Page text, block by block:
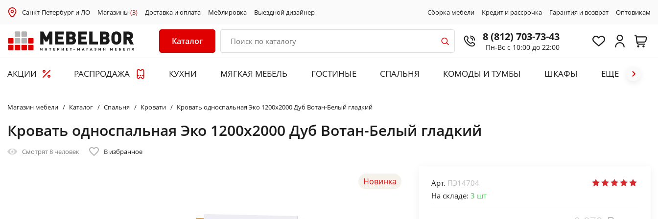
Санкт-Петербург и ЛО Магазины (3) Доставка и оплата Меблировка Выездной дизайнер Сборка мебели Кредит и рассрочка Гарантия и возврат Оптовикам
Каталог 8 (812) 703-73-43
Пн-Вс с 10:00 до 22:00
АКЦИИ РАСПРОДАЖА КУХНИ МЯГКАЯ МЕБЕЛЬ ГОСТИНЫЕ СПАЛЬНЯ КОМОДЫ И ТУМБЫ ШКАФЫ ЕЩЕ
Магазин мебели Каталог Спальня Кровати Кровать односпальная Эко 1200х2000 Дуб Вотан-Белый гладкий
Кровать односпальная Эко 1200х2000 Дуб Вотан-Белый гладкий
Смотрят8 человек В избранное
Новинка Арт. ПЭ14704
На складе: 3 шт